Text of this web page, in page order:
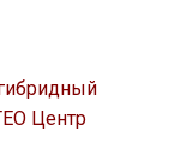
Центр